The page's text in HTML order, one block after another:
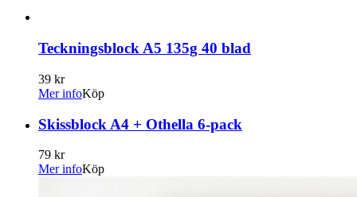
Teckningsblock A5 135g 40 blad
39 kr
Mer infoKöp
Skissblock A4 + Othella 6-pack
79 kr
Mer infoKöp